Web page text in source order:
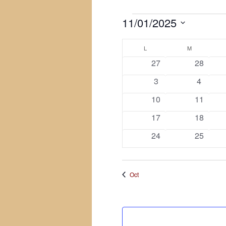
Évènements
11/01/2025
Calendrier
Évènements
L MMARDI
0
évènements
27
0
28
0
évènements
3
0
4
0
évènements
10
0
11
0
évènements
17
0
18
0
évènements
24
0
25
Oct